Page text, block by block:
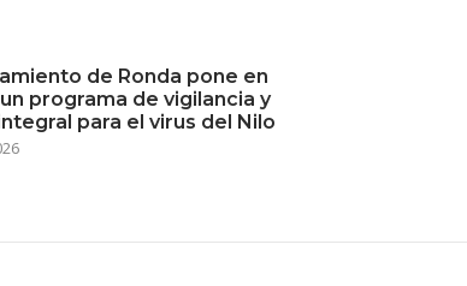
de Ronda pone en
programa de vigilancia y
para el virus del Nilo